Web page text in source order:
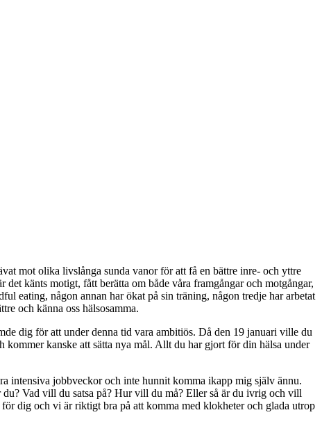
mot olika livslånga sunda vanor för att få en bättre inre- och yttre
känts motigt, fått berätta om både våra framgångar och motgångar,
eating, någon annan har ökat på sin träning, någon tredje har arbetat
och känna oss hälsosamma.
dig för att under denna tid vara ambitiös. Då den 19 januari ville du
kanske att sätta nya mål. Allt du har gjort för din hälsa under
intensiva jobbveckor och inte hunnit komma ikapp mig själv ännu.
Vad vill du satsa på? Hur vill du må? Eller så är du ivrig och vill
dig och vi är riktigt bra på att komma med klokheter och glada utrop